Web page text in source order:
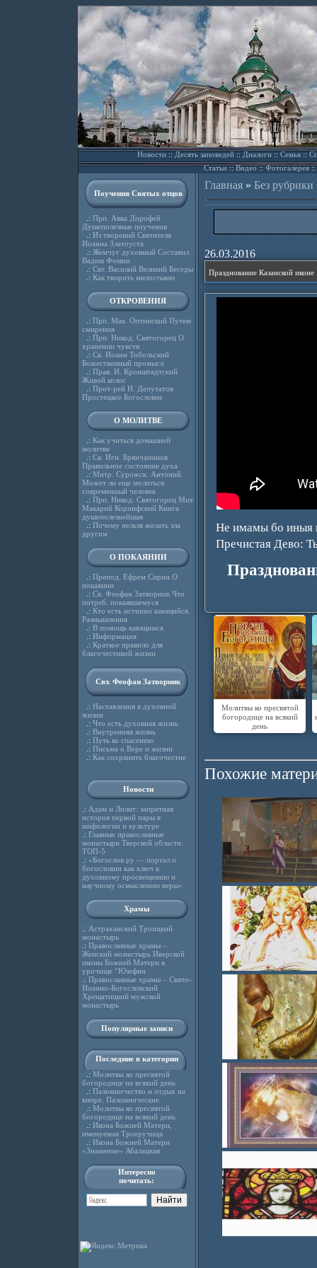
Новости::Десять заповедей::Диалоги::Семья::
Статьи::Видео ::Фотогалерея::
Поучения Святых отцов
.: Прп. Авва Дорофей
Душеполезные поучения
.: Из творений Святителя
Иоанна Златоуста
.: Жемчуг духовный Составил
Вадим Фомин
.: Свт. Василий Великий Беседы
.: Как творить милостыню
ОТКРОВЕНИЯ
.: Прп. Мак. Оптинский Путем
смирения
.: Прп. Никод. Святогорец О
хранении чувств
.: Св. Иоанн Тобольский
Божественный промысл
.: Прав. И. Кронштадтский
Живой колос
.: Прот-рей Н. Депутатов
Простецкое Богословие
О МОЛИТВЕ
.: Как учиться домашней
молитве
.: Св. Игн. Брянчанинов
Правильное состояние духа
.: Митр. Сурожск. Антоний
Может ли еще молиться
современный человек
.: Прп. Никод. Святогорец Мит.
Макарий Коринфский Книга
душеполезнейшая
.: Почему нельзя желать зла
другим
О ПОКАЯНИИ
.: Препод. Ефрем Сирин О
покаянии
.: Св. Феофан Затворник Что
потреб. покаявшемуся
.: Кто есть истинно кающийся.
Размышления
.: В помощь кающимся
.: Информация
.: Краткое правило для
благочестивой жизни
Свт. Феофан Затворник
.: Наставления в духовной
жизни
.: Что есть духовная жизнь
.: Внутренняя жизнь
.: Путь ко спасению
.: Письма о Вере и жизни
.: Как сохранить благочестие
Новости
.: Адам и Лилит: запретная
история первой пары в
мифологии и культуре
.: Главные православные
монастыри Тверской области:
ТОП-5
.: «Богослов.ру — портал о
богословии как ключ к
духовному просвещению и
научному осмыслению веры»
Храмы
.: Астраханский Троицкий
монастырь
.: Православные храмы –
Женский монастырь Иверской
иконы Божией Матери в
урочище “Юзефин
.: Православные храмы – Свято-
Иоанно-Богословский
Хрещатицкий мужской
монастырь
Популярные записи
Последние в категории
.: Молитвы ко пресвятой
богородице на всякий день
.: Паломничество и отдых на
кипре. Паломнические
.: Молитвы ко пресвятой
богородице на всякий день
.: Икона Божией Матери,
именуемая Троеручица
.: Икона Божией Матери
«Знамение» Абалацкая
Интересно
почитать:
Главная» Без рубрики
26.03.2016
Не имамы бо иныя
Пречистая Дево:
Молитвы ко пресвятой
богородице на всякий
день
Похожие